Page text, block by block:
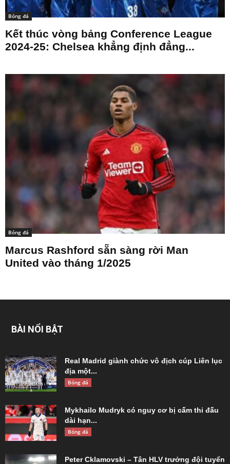
Bóng đá
Kết thúc vòng bảng Conference League
2024-25: Chelsea khẳng định đẳng...
Bóng đá
Marcus Rashford sẵn sàng rời Man
United vào tháng 1/2025
BÀI NỔI BẬT
Real Madrid giành chức vô địch cúp Liên lục
địa một...
Bóng đá
Mykhailo Mudryk có nguy cơ bị cấm thi đấu
dài hạn...
Bóng đá
Peter Cklamovski – Tân HLV trưởng đội tuyển